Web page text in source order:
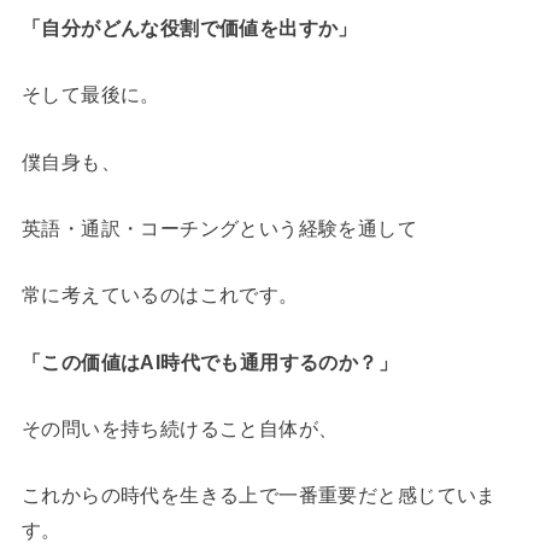
「自分がどんな役割で価値を出すか」
そして最後に。
僕自身も、
英語・通訳・コーチングという経験を通して
常に考えているのはこれです。
「この価値はAI時代でも通用するのか？」
その問いを持ち続けること自体が、
これからの時代を生きる上で一番重要だと感じていま
す。